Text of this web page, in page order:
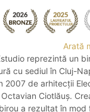
Arată
reprezintă un
cu sediul în Cluj-
2007 de arhitecții
Octavian Ciotlăuș.
a rezultat în mod